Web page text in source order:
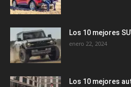
Los 10 mejores
enero 22, 2024
Los 10 mejores